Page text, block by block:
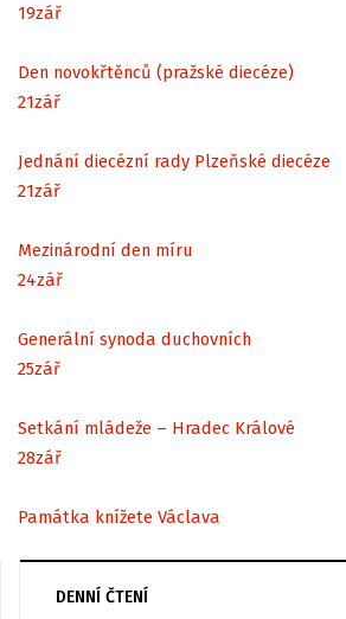
19zář
Den novokřtěnců (pražské diecéze)
21zář
Jednání diecézní rady Plzeňské diecéze
21zář
Mezinárodní den míru
24zář
Generální synoda duchovních
25zář
Setkání mládeže – Hradec Králové
28zář
Památka knížete Václava
DENNÍ ČTENÍ